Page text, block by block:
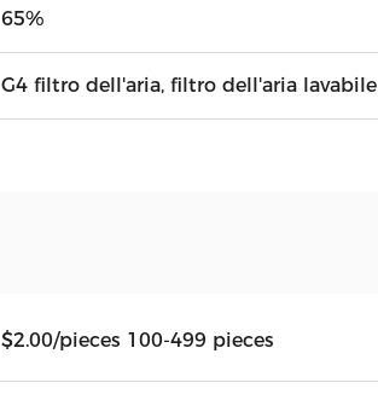
65%
G4 filtro dell'aria, filtro dell'aria lavabile
$2.00/pieces 100-499 pieces